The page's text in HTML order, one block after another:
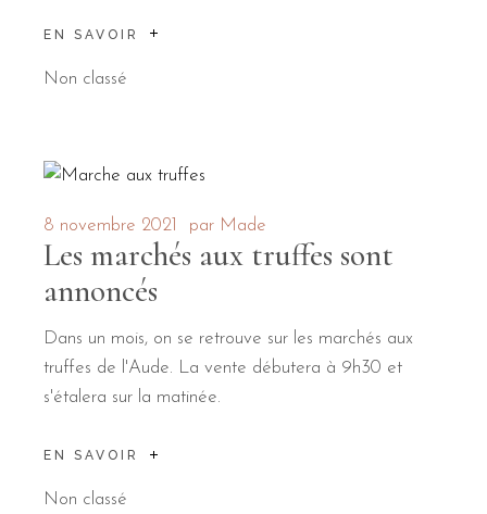
EN SAVOIR
Non classé
8 novembre 2021 par Made
Les marchés aux truffes sont
annoncés
Dans un mois, on se retrouve sur les marchés aux
truffes de l'Aude. La vente débutera à 9h30 et
s'étalera sur la matinée.
EN SAVOIR
Non classé